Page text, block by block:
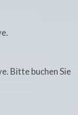
Bitte buchen Sie